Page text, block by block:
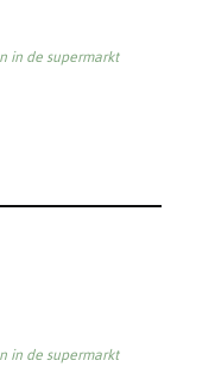
in de supermarkt
in de supermarkt